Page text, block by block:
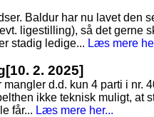
Baldur har nu lavet den
ligestilling), så det gerne
stadig ledige... Læs mere
[10. 2. 2025]
d.d. kun 4 parti i nr.
ikke teknisk muligt, at
får... Læs mere her...